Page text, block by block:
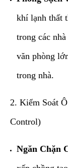
khí lạnh thất
trong các
văn phòng
trong nhà.
​2. Kiểm Soát
Control)
Ngăn Chặn